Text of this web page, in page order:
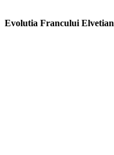
Evolutia Francului Elvetian